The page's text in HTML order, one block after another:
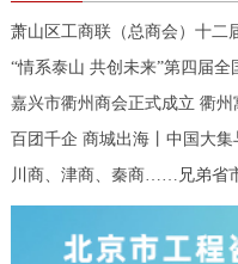
期。”来自意大利的酒商丹尼
解意大利葡萄酒的品质，期
此次酒展的一大亮点。在“云
可“穿越”到万里之外的海外
酿造工艺，并同步在网络
接中国国际进口博览会溢出效
萧山区工商联（总商会）十二
嘉兴市衢州商会正式成立 衢州